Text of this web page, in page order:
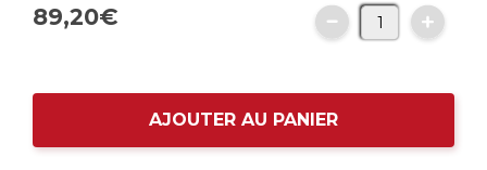
89,20€
AJOUTER AU PANIER